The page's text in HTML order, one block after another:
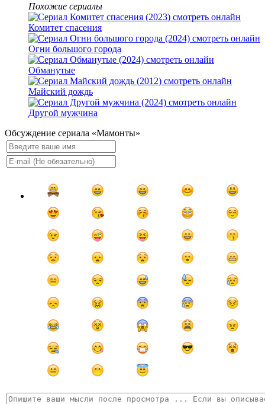
Похожие сериалы
Комитет спасения
Огни большого города
Обманутые
Майский дождь
Другой мужчина
Обсуждение сериала «Мамонты»